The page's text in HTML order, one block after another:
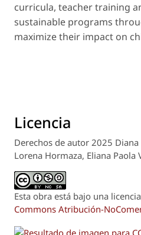
curricula, teacher training
sustainable programs
maximize their impact on
Licencia
Derechos de autor 2025
Lorena Hormaza, Eliana Paola
Esta obra está bajo una
Commons Atribución-